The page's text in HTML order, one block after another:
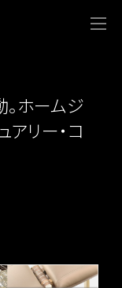
ホームジ
アリー・コ